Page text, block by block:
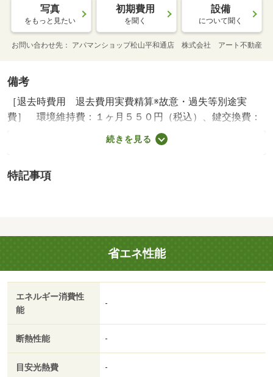
写真
をもっと見たい
初期費用
を聞く
設備
について聞く
お問い合わせ先 アパマンショップ松山平和通店 株式会社 アート不動産
備考
［退去時費用 退去費用実費精算※故意・過失等別途実
費］ 環境維持費：１ヶ月５５０円（税込）、鍵交換費：
ご契約時１６５００円（税込）、退去時清掃費：５２２５
０円（税込）、インターネット利用料：有料、更新手数
０３３７５６５・賃貸保証等：加入要（家賃等の１００％
なし・駐輪場：有
続きを見る
特記事項
省エネ性能
エネルギー消費性
能
-
断熱性能 -
目安光熱費 -